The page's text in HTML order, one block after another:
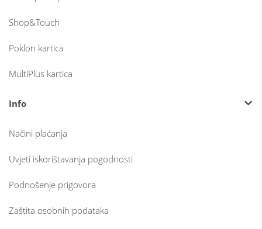
Shop&Touch
Poklon kartica
MultiPlus kartica
Info
Načini plaćanja
Uvjeti iskorištavanja pogodnosti
Podnošenje prigovora
Zaštita osobnih podataka